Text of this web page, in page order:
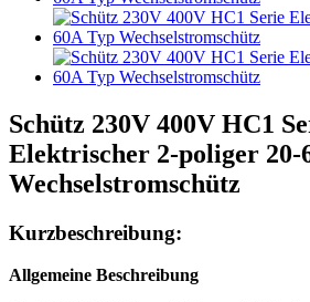
Schütz 230V 400V HC1
Elektrischer 2-poliger 20-
Wechselstromschütz
Kurzbeschreibung:
Allgemeine Beschreibung